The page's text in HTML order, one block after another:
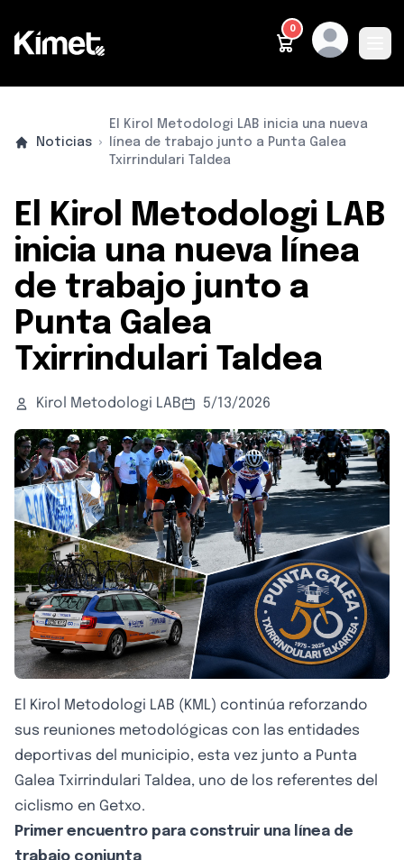
0
Noticias
El Kirol Metodologi LAB inicia una nueva
línea de trabajo junto a Punta Galea
Txirrindulari Taldea
El Kirol Metodologi LAB
inicia una nueva línea
de trabajo junto a
Punta Galea
Txirrindulari Taldea
Kirol Metodologi LAB 5/13/2026
El Kirol Metodologi LAB (KML) continúa reforzando
sus reuniones metodológicas con las entidades
deportivas del municipio, esta vez junto a Punta
Galea Txirrindulari Taldea, uno de los referentes del
ciclismo en Getxo.
Primer encuentro para construir una línea de